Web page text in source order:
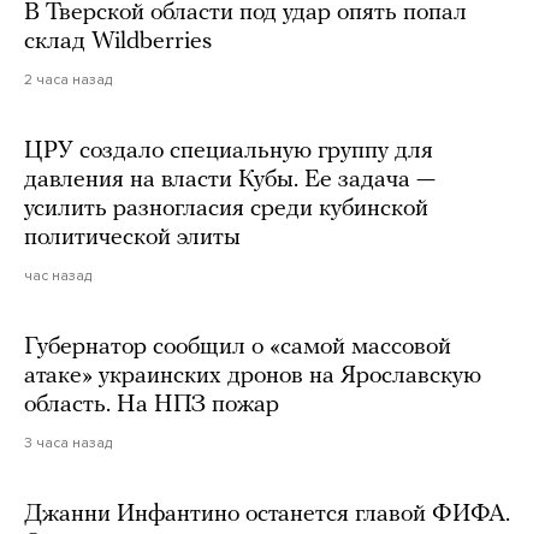
В Тверской области под удар опять попал
склад Wildberries
2 часа назад
ЦРУ создало специальную группу для
давления на власти Кубы. Ее задача —
усилить разногласия среди кубинской
политической элиты
час назад
Губернатор сообщил о «самой массовой
атаке» украинских дронов на Ярославскую
область. На НПЗ пожар
3 часа назад
Джанни Инфантино останется главой ФИФА.